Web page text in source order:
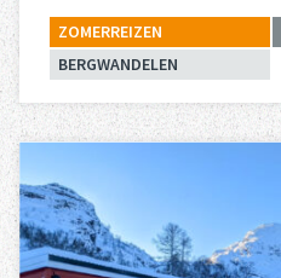
ZOMERREIZEN
BERGWANDELEN